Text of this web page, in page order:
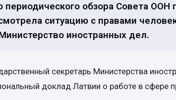
периодического обзора Совета ООН
ситуацию с правами
иностранных дел.
секретарь Министерства
доклад Латвии о работе в сфере